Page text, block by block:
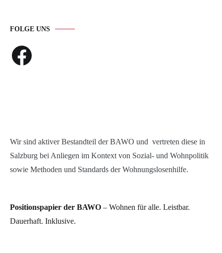
FOLGE UNS
Facebook
Wir sind aktiver Bestandteil der BAWO und vertreten diese in
Salzburg bei Anliegen im Kontext von Sozial- und Wohnpolitik
sowie Methoden und Standards der Wohnungslosenhilfe.
Positionspapier der BAWO – Wohnen für alle. Leistbar.
Dauerhaft. Inklusive.